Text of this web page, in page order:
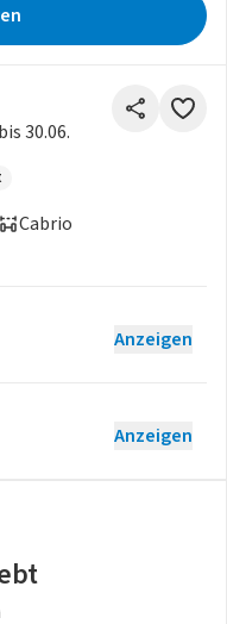
30.06.
Cabrio
Anzeigen
Anzeigen